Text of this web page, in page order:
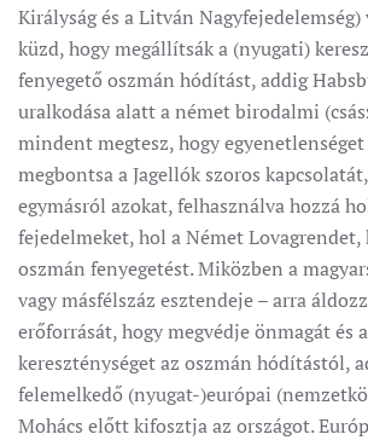
Királyság és a Litván
küzd, hogy megállítsák a (nyugati)
fenyegető oszmán hódítást, addig
uralkodása alatt a német birodalmi
mindent megtesz, hogy
megbontsa a Jagellók szoros
egymásról azokat, felhasználva hozzá
fejedelmeket, hol a Német Lovagrendet,
oszmán fenyegetést. Miközben a
vagy másfélszáz esztendeje – arra
erőforrását, hogy megvédje önmagát és
kereszténységet az oszmán hódítástól,
felemelkedő (nyugat-)európai
Mohács előtt kifosztja az országot.